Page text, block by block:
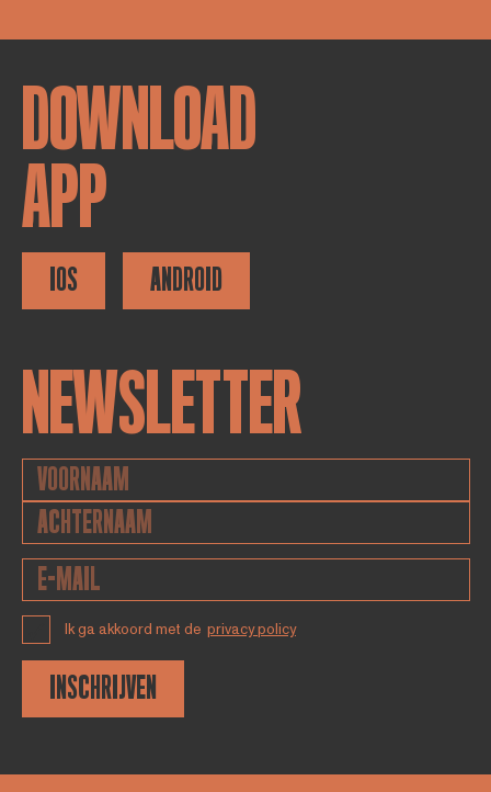
DOWNLOAD
APP
IOS ANDROID
NEWSLETTER
Ik ga akkoord met de privacy policy
INSCHRIJVEN